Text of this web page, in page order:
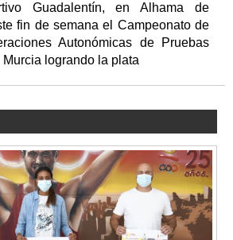
Guadalentín, en Alhama de
fin de semana el Campeonato de
Autonómicas de Pruebas
logrando la plata